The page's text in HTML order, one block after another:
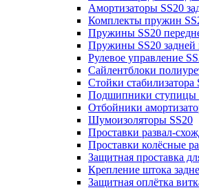
Амортизаторы SS20
Комплекты пружин
Пружины SS20
Пружины SS20 задней
Рулевое управление
Сайлентблоки
Стойки стабилизатора
Подшипники ступицы
Отбойники
Шумоизоляторы SS20
Проставки развал-
Проставки колёсные
Защитная проставка
Крепление штока
Защитная оплётка